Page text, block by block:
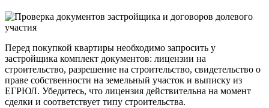
Перед покупкой квартиры необходимо запросить у
застройщика комплект документов: лицензии на
строительство, разрешение на строительство, свидетельство о
праве собственности на земельный участок и выписку из
ЕГРЮЛ. Убедитесь, что лицензия действительна на момент
сделки и соответствует типу строительства.